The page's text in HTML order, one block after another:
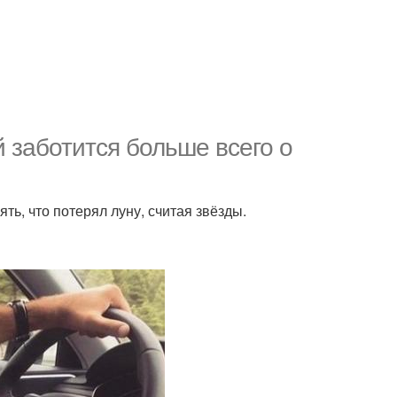
больше всего о
что потерял луну, считая звёзды.